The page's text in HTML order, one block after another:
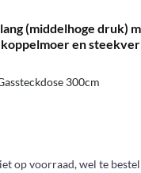
(middelhoge druk)
en
300cm
op voorraad, wel te